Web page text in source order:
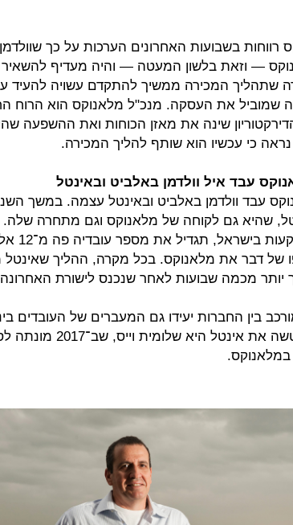
בשבועות האחרונים הערכות על כך שוולדמן
— וזאת בלשון המעטה — והיה מעדיף
שתהליך המכירה ממשיך להתקדם עשויה להעיד
שמוביל את העסקה. מנכ"ל מלאנוקס הוא הרוח
שינה את מאזן הכוחות ואת ההשפעה
כי עכשיו הוא שותף להליך המכירה.
עבד איל וולדמן באלביט ובאינטל
עבד וולדמן באלביט ובאינטל עצמה. במשך
שהיא גם לקוחה של מלאנוקס וגם מתחרה שלה.
של דבר את מלאנוקס. בכל מקרה, ההליך שאינטל
יותר מכמה שבועות לאחר שנכנס לישורת
בין החברות יעידו גם המעברים של העובדים
הבכירה האחרונה שנטשה את אינטל
במלאנוקס.